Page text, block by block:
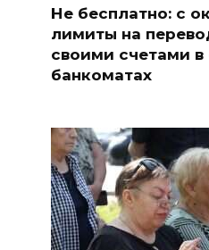
Не бесплатно: с
лимиты на
своими счетами в
банкоматах